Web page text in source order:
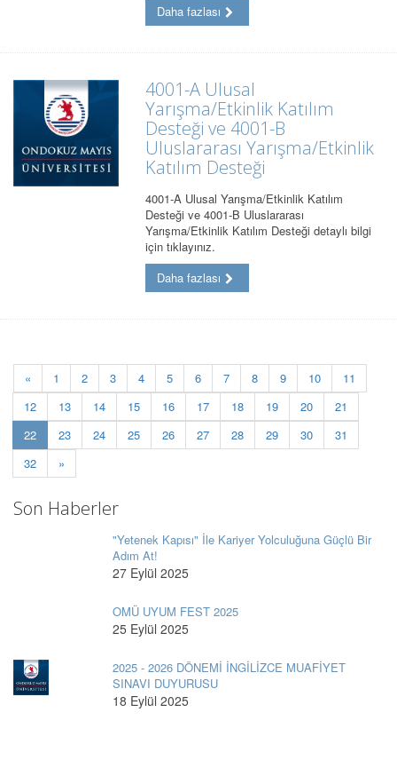
Daha fazlası
4001-A Ulusal
Yarışma/Etkinlik Katılım
Desteği ve 4001-B
Uluslararası Yarışma/Etkinlik
Katılım Desteği
4001-A Ulusal Yarışma/Etkinlik Katılım
Desteği ve 4001-B Uluslararası
Yarışma/Etkinlik Katılım Desteği detaylı bilgi
için tıklayınız.
Daha fazlası
« 1 2 3 4 5 6 7 8 9 10
11
12
13 14 15 16 17 18 19 20
21
22(current)
23 24 25 26 27 28 29 30
31
32
»
Son Haberler
"Yetenek Kapısı" İle Kariyer Yolculuğuna Güçlü Bir
Adım At!
27 Eylül 2025
OMÜ UYUM FEST 2025
25 Eylül 2025
2025 - 2026 DÖNEMİ İNGİLİZCE MUAFİYET
SINAVI DUYURUSU
18 Eylül 2025